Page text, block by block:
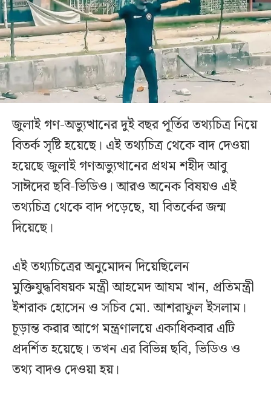
জুলাই গণ-অভ্যুত্থানের দুই বছর পূর্তির তথ্যচিত্র নিয়ে
বিতর্ক সৃষ্টি হয়েছে। এই তথ্যচিত্র থেকে বাদ দেওয়া
হয়েছে জুলাই গণঅভ্যুত্থানের প্রথম শহীদ আবু
সাঈদের ছবি-ভিডিও। আরও অনেক বিষয়ও এই
তথ্যচিত্র থেকে বাদ পড়েছে, যা বিতর্কের জন্ম
দিয়েছে।
এই তথ্যচিত্রের অনুমোদন দিয়েছিলেন
মুক্তিযুদ্ধবিষয়ক মন্ত্রী আহমেদ আযম খান, প্রতিমন্ত্রী
ইশরাক হোসেন ও সচিব মো. আশরাফুল ইসলাম।
চূড়ান্ত করার আগে মন্ত্রণালয়ে একাধিকবার এটি
প্রদর্শিত হয়েছে। তখন এর বিভিন্ন ছবি, ভিডিও ও
তথ্য বাদও দেওয়া হয়।